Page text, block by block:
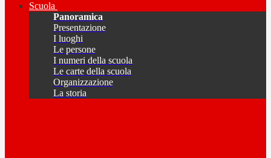
Scuola
Panoramica
Presentazione
I luoghi
Le persone
I numeri della scuola
Le carte della scuola
Organizzazione
La storia